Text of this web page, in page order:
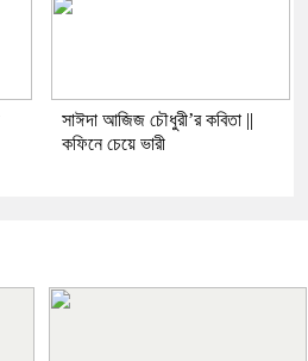
সাঈদা আজিজ চৌধুরী’র কবিতা ||
কফিনে চেয়ে ভারী